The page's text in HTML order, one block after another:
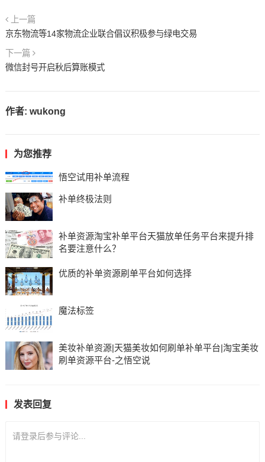
上一篇
京东物流等14家物流企业联合倡议积极参与绿电交易
下一篇
微信封号开启秋后算账模式
作者: wukong
为您推荐
悟空试用补单流程
补单终极法则
补单资源淘宝补单平台天猫放单任务平台来提升排
名要注意什么？
优质的补单资源刷单平台如何选择
魔法标签
美妆补单资源|天猫美妆如何刷单补单平台|淘宝美妆
刷单资源平台-之悟空说
发表回复
请登录后参与评论...